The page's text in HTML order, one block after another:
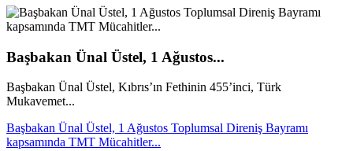
Başbakan Ünal Üstel, 1 Ağustos...
Başbakan Ünal Üstel, Kıbrıs’ın Fethinin 455’inci, Türk
Mukavemet...
Başbakan Ünal Üstel, 1 Ağustos Toplumsal Direniş Bayramı
kapsamında TMT Mücahitler...